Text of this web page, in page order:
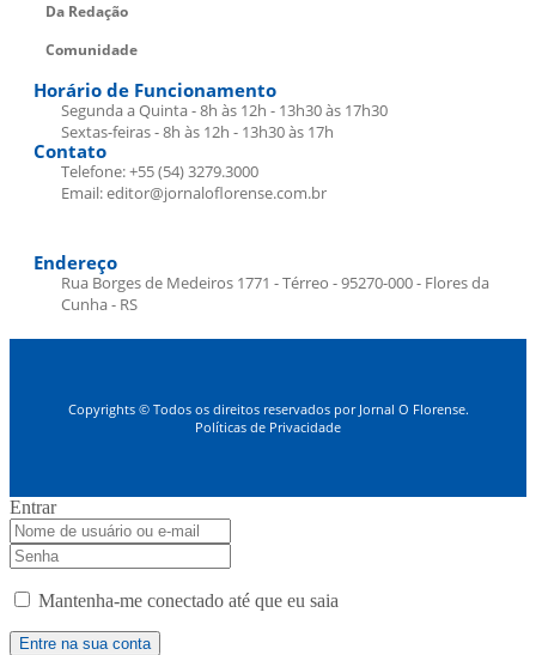
Da Redação
Comunidade
Horário de Funcionamento
Segunda a Quinta - 8h às 12h - 13h30 às 17h30
Sextas-feiras - 8h às 12h - 13h30 às 17h
Contato
Telefone: +55 (54) 3279.3000
Email: editor@jornaloflorense.com.br
Endereço
Rua Borges de Medeiros 1771 - Térreo - 95270-000 - Flores da
Cunha - RS
Copyrights © Todos os direitos reservados por Jornal O Florense.
Políticas de Privacidade
Entrar
Mantenha-me conectado até que eu saia